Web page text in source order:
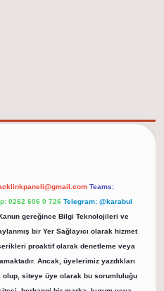
Teams:
0262 606 0 726 Telegram: @karabul
gereğince Bilgi Teknolojileri ve
bir Yer Sağlayıcı olarak hizmet
proaktif olarak denetleme veya
Ancak, üyelerimiz yazdıkları
siteye üye olarak bu sorumluluğu